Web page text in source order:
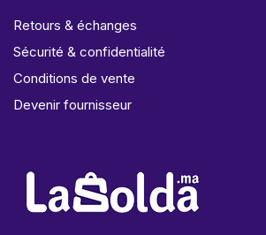
Retours & échanges
Sécurité & confidentialité
Conditions de vente
Devenir fournisseur